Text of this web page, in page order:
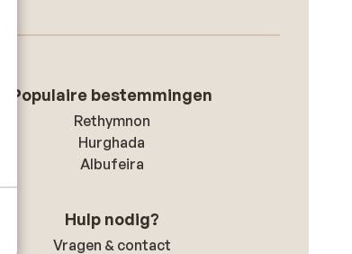
Populaire bestemmingen
Rethymnon
Hurghada
Albufeira
Hulp nodig?
Vragen & contact